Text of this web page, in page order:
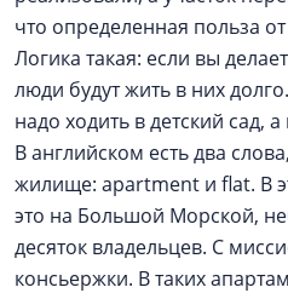
что определенная польза
Логика такая: если вы
люди будут жить в них
надо ходить в детский сад,
В английском есть два
жилище: apartment и flat. В
это на Большой Морской,
десяток владельцев. С
консьержки. В таких